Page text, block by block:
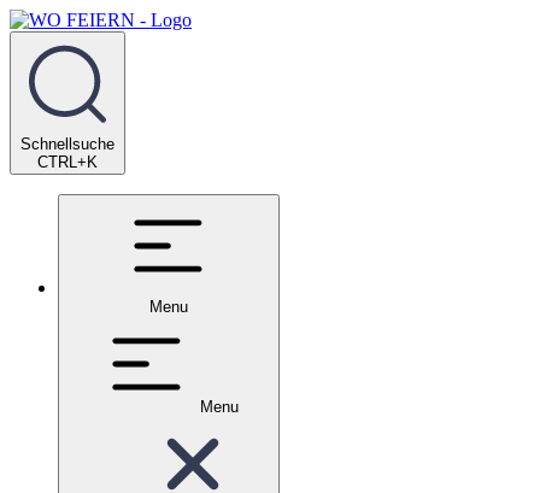
Schnellsuche
CTRL+K
Menu
Menu